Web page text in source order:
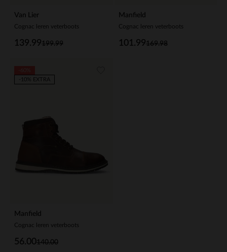
Van Lier
Cognac leren veterboots
199.99
139.99
Manfield
Cognac leren veterboots
169.98
101.99
Manfield
Cognac leren veterboots
140.00
56.00
-10% EXTRA